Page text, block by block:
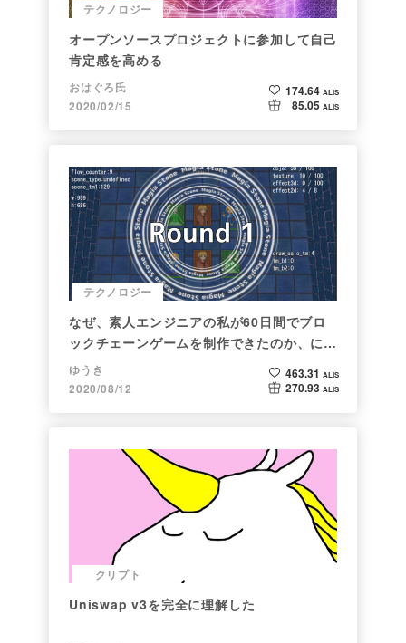
テクノロジー
オープンソースプロジェクトに参加して自己
肯定感を高める
おはぐろ氏
2020/02/15
174.64 ALIS
85.05 ALIS
テクノロジー
なぜ、素人エンジニアの私が60日間でブロ
ックチェーンゲームを制作できたのか、につ
いて語ってみた
ゆうき
2020/08/12
463.31 ALIS
270.93 ALIS
クリプト
Uniswap v3を完全に理解した